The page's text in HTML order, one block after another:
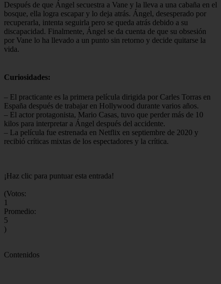
Después de que Ángel secuestra a Vane y la lleva a una cabaña en el
bosque, ella logra escapar y lo deja atrás. Ángel, desesperado por
recuperarla, intenta seguirla pero se queda atrás debido a su
discapacidad. Finalmente, Ángel se da cuenta de que su obsesión
por Vane lo ha llevado a un punto sin retorno y decide quitarse la
vida.
Curiosidades:
– El practicante es la primera película dirigida por Carles Torras en
España después de trabajar en Hollywood durante varios años.
– El actor protagonista, Mario Casas, tuvo que perder más de 10
kilos para interpretar a Ángel después del accidente.
– La película fue estrenada en Netflix en septiembre de 2020 y
recibió críticas mixtas de los espectadores y la crítica.
¡Haz clic para puntuar esta entrada!
(Votos:
1
Promedio:
5
)
Contenidos